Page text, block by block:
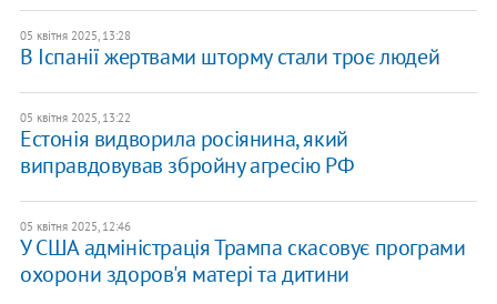
05 квітня 2025, 13:28
В Іспанії жертвами шторму стали троє людей
05 квітня 2025, 13:22
Естонія видворила росіянина, який
виправдовував збройну агресію РФ
05 квітня 2025, 12:46
У США адміністрація Трампа скасовує програми
охорони здоров'я матері та дитини